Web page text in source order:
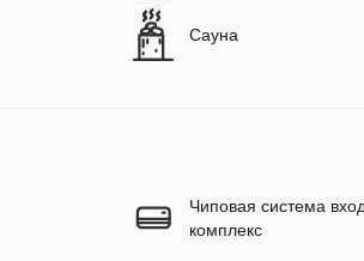
Сауна
Чиповая система
комплекс